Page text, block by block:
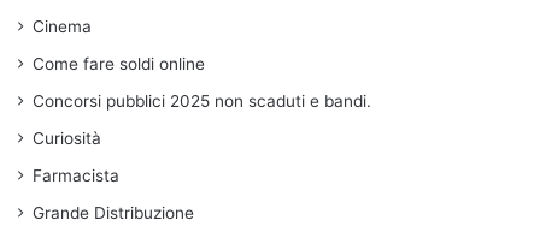
Cinema
Come fare soldi online
Concorsi pubblici 2025 non scaduti e bandi.
Curiosità
Farmacista
Grande Distribuzione